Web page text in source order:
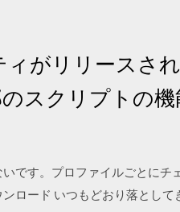
がリリースされ
スクリプトの機
す。プロファイルごとにチェ
ロード いつもどおり落として